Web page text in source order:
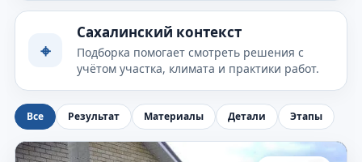
⌖
Сахалинский контекст
Подборка помогает смотреть решения с
учётом участка, климата и практики работ.
Все Результат Материалы Детали Этапы